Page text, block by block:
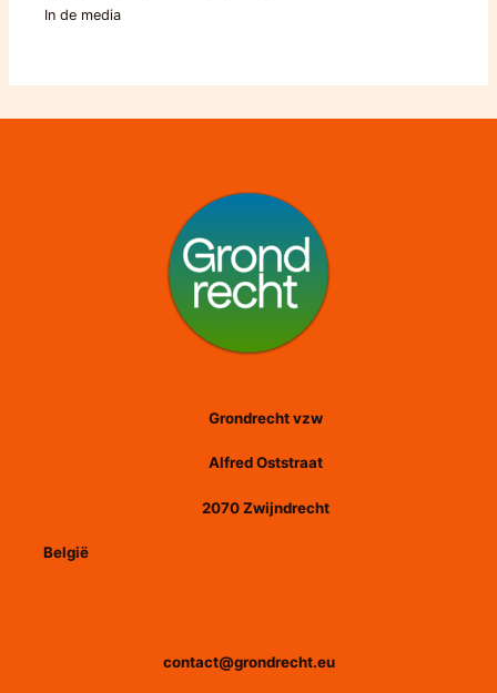
In de media
Grondrecht vzw
Alfred Oststraat
2070 Zwijndrecht
België
contact@grondrecht.eu